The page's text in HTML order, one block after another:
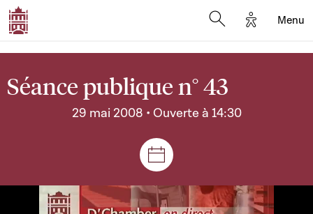
Options
Menu
Séance publique n° 43
29 mai 2008 • Ouverte à 14:30
Séances et réunions